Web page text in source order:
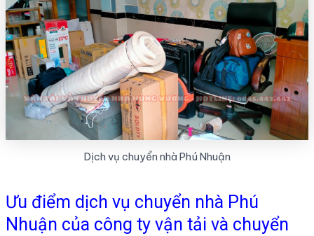
Dịch vụ chuyển nhà Phú Nhuận
Ưu điểm dịch vụ chuyển nhà Phú
Nhuận của công ty vận tải và chuyển